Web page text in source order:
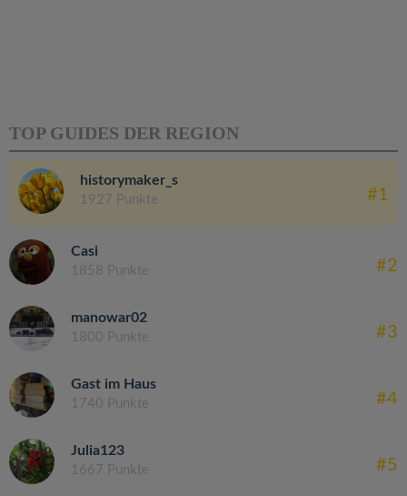
TOP GUIDES DER REGION
historymaker_s
1927 Punkte #1
Casi
1858 Punkte #2
manowar02
1800 Punkte #3
Gast im Haus
1740 Punkte #4
Julia123
1667 Punkte #5